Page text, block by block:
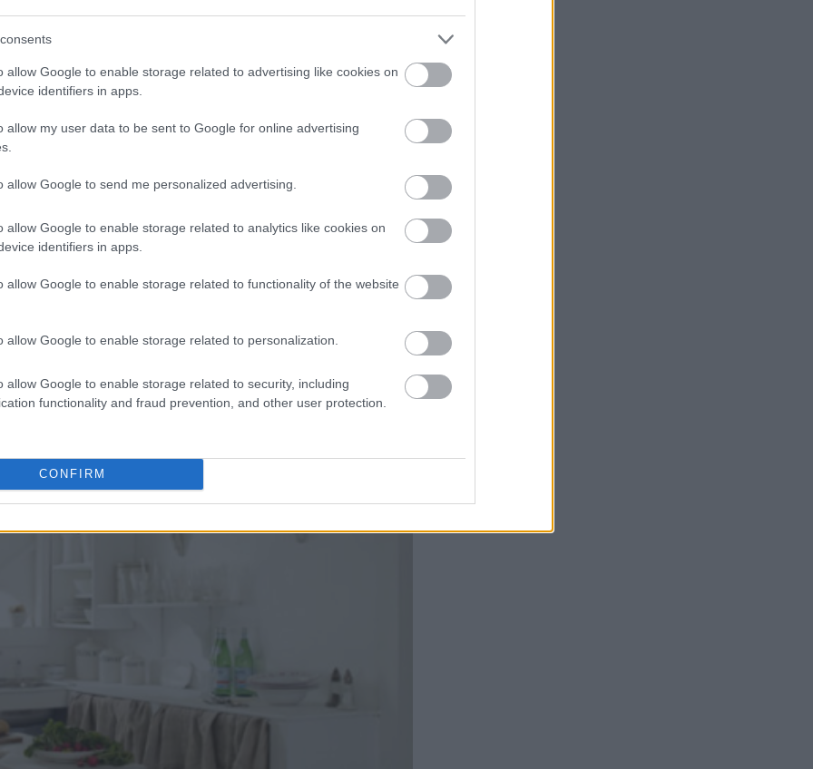
allow Google to enable storage related to advertising like cookies on
identifiers in apps.
allow my user data to be sent to Google for online advertising
allow Google to send me personalized advertising.
allow Google to enable storage related to analytics like cookies on
identifiers in apps.
allow Google to enable storage related to functionality of the website
allow Google to enable storage related to personalization.
allow Google to enable storage related to security, including
functionality and fraud prevention, and other user protection.
CONFIRM